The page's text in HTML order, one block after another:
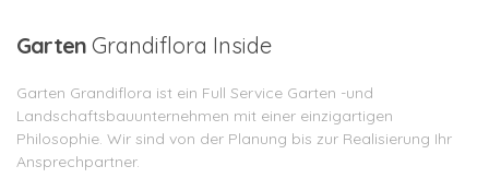
Garten Grandiflora Inside
Garten Grandiflora ist ein Full Service Garten -und
Landschaftsbauunternehmen mit einer einzigartigen
Philosophie. Wir sind von der Planung bis zur Realisierung Ihr
Ansprechpartner.